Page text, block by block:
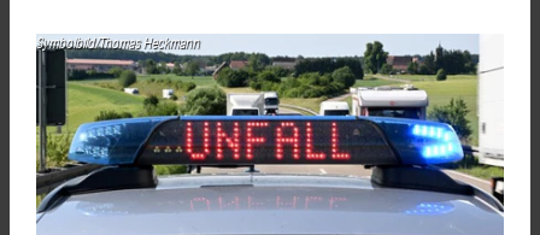
Symbolbild/Thomas Heckmann